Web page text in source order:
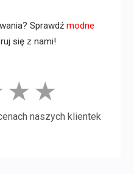
Sprawdź modne
się z nami!
★ ★
naszych klientek